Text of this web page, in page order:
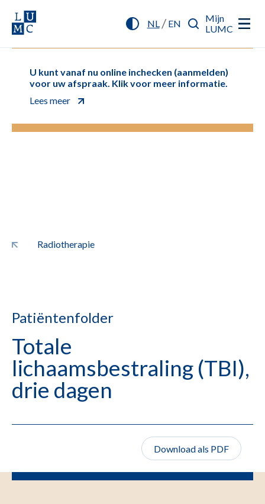
NL/ EN
Mijn
LUMC
U kunt vanaf nu online inchecken (aanmelden)
voor uw afspraak. Klik voor meer informatie.
Lees meer
Radiotherapie
Patiëntenfolder
Totale
lichaamsbestraling (TBI),
drie dagen
Download als PDF